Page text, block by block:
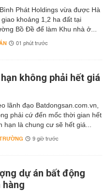
Phát Holdings vừa được Hà
giao khoảng 1,2 ha đất tại
Bồ Đề để làm Khu nhà ở...
01 phút trước
không phải hết giá
lãnh đạo Batdongsan.com.vn,
phải cứ đến mốc thời gian hết
hạn là chung cư sẽ hết giá...
9 giờ trước
dự án bất động
hàng